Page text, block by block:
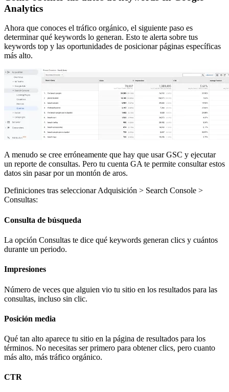
Analytics
Ahora que conoces el tráfico orgánico, el siguiente paso es
determinar qué keywords lo generan. Esto te alerta sobre tus
keywords top y las oportunidades de posicionar páginas específicas
más alto.
A menudo se cree erróneamente que hay que usar GSC y ejecutar
un reporte de consultas. Pero tu cuenta GA te permite consultar estos
datos sin pasar por un montón de aros.
Definiciones tras seleccionar Adquisición > Search Console >
Consultas:
Consulta de búsqueda
La opción Consultas te dice qué keywords generan clics y cuántos
durante un periodo.
Impresiones
Número de veces que alguien vio tu sitio en los resultados para las
consultas, incluso sin clic.
Posición media
Qué tan alto aparece tu sitio en la página de resultados para los
términos. No necesitas ser primero para obtener clics, pero cuanto
más alto, más tráfico orgánico.
CTR